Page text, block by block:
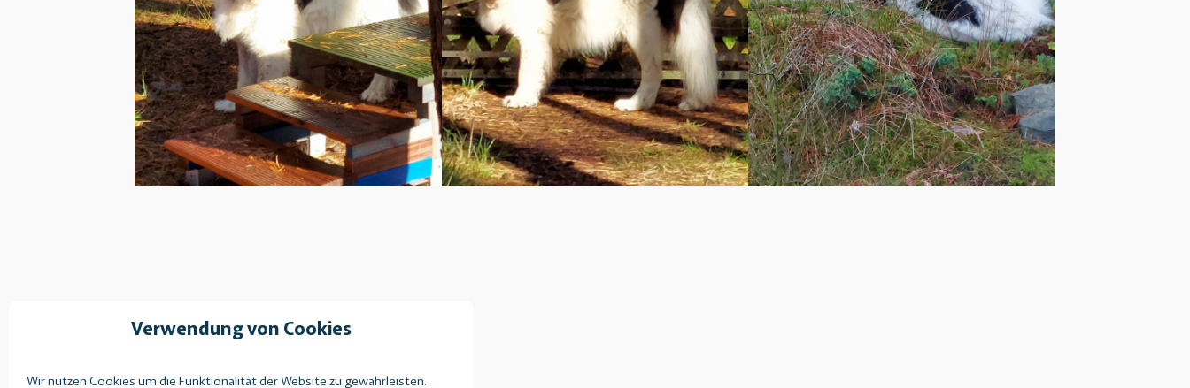
Verwendung von Cookies
Wir nutzen Cookies um die Funktionalität der Website zu gewährleisten.